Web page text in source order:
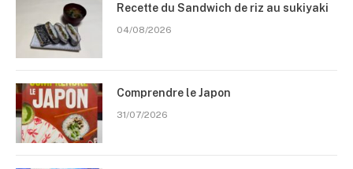
Recette du Sandwich de riz au sukiyaki
04/08/2026
Comprendre le Japon
31/07/2026